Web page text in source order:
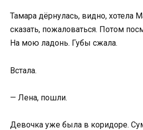
Тамара дёрнулась, видно, хотела
сказать, пожаловаться. Потом
На мою ладонь. Губы сжала.
Встала.
— Лена, пошли.
Девочка уже была в коридоре.